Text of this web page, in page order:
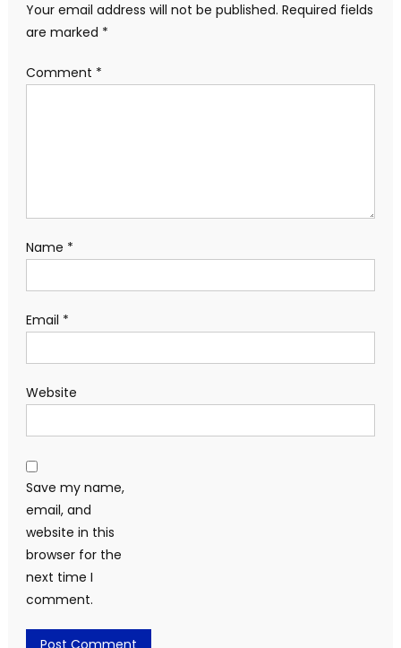
Your email address will not be published. Required fields
are marked *
Comment *
Name *
Email *
Website
Save my name,
email, and
website in this
browser for the
next time I
comment.